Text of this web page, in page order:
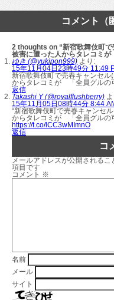
コメント（
2 thoughts on “新宿歌舞伎町
被害に遭った人からタレコミ
ゆき (@yukipon999) より:
15年11月04日23時49分 11:49
新宿歌舞伎町で売春キャンセ
からタレコミが 「全員グルの
返信
Takashi Y (@royalflushberry)
15年11月05日08時44分 8:44
“新宿歌舞伎町で売春キャンセ
からタレコミが 「全員グルの
https://t.co/lCC3wMImnO
返信
コ
メールアドレスが公開されるこ
項目です
コメント ※
名前
メール
サイト